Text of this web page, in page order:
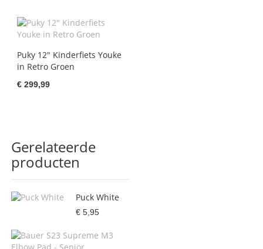
Puky 12" Kinderfiets Youke
in Retro Groen
€ 299,99
Gerelateerde
producten
Puck White
€ 5,95